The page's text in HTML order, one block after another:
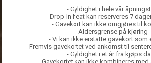
- Gyldighet i hele vår
- Drop-In heat kan reserveres 7
- Gavekort kan ikke omgjøres til
- Aldersgrense på kjøring
- Vi kan ikke erstatte gavekort som
- Fremvis gavekortet ved ankomst til
- Gyldighet i et år fra kjøps
- Gavekortet kan ikke kombineres med